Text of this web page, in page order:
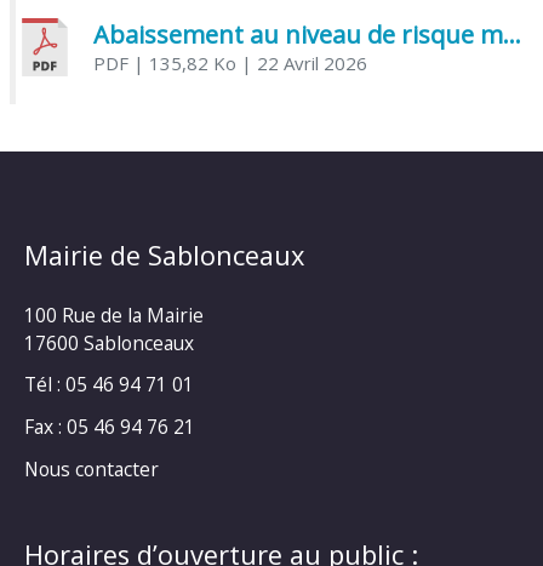
Abaissement au niveau de risque modéré de l’Influenza aviaire
PDF| 135,82 Ko | 22 Avril 2026
Mairie de Sablonceaux
100 Rue de la Mairie
17600 Sablonceaux
Tél : 05 46 94 71 01
Fax : 05 46 94 76 21
Nous contacter
Horaires d’ouverture au public :